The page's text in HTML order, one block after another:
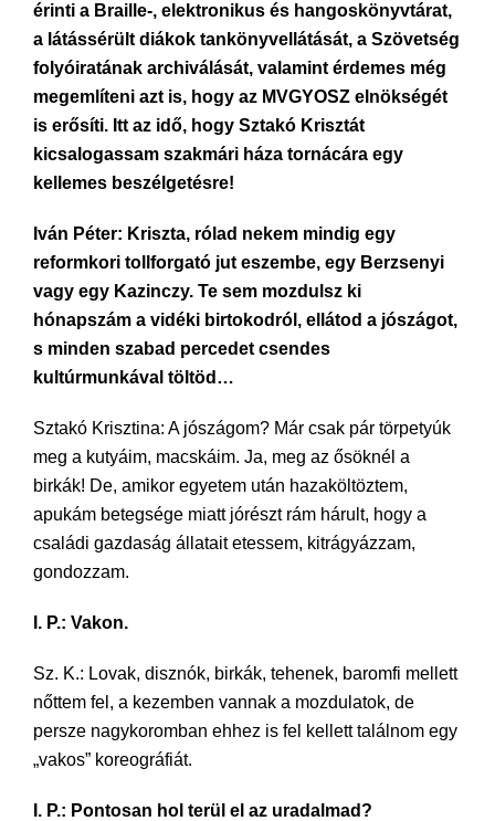
érinti a Braille-, elektronikus és hangoskönyvtárat,
a látássérült diákok tankönyvellátását, a Szövetség
folyóiratának archiválását, valamint érdemes még
megemlíteni azt is, hogy az MVGYOSZ elnökségét
is erősíti. Itt az idő, hogy Sztakó Krisztát
kicsalogassam szakmári háza tornácára egy
kellemes beszélgetésre!
Iván Péter: Kriszta, rólad nekem mindig egy
reformkori tollforgató jut eszembe, egy Berzsenyi
vagy egy Kazinczy. Te sem mozdulsz ki
hónapszám a vidéki birtokodról, ellátod a jószágot,
s minden szabad percedet csendes
kultúrmunkával töltöd…
Sztakó Krisztina: A jószágom? Már csak pár törpetyúk
meg a kutyáim, macskáim. Ja, meg az ősöknél a
birkák! De, amikor egyetem után hazaköltöztem,
apukám betegsége miatt jórészt rám hárult, hogy a
családi gazdaság állatait etessem, kitrágyázzam,
gondozzam.
I. P.: Vakon.
Sz. K.: Lovak, disznók, birkák, tehenek, baromfi mellett
nőttem fel, a kezemben vannak a mozdulatok, de
persze nagykoromban ehhez is fel kellett találnom egy
„vakos” koreográfiát.
I. P.: Pontosan hol terül el az uradalmad?